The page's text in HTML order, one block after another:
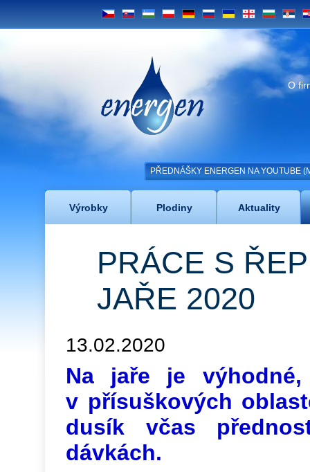
CS SK UZ PL DE RU UA GE BG SRB
Energen
O
PŘEDNÁŠKY ENERGEN NA YOUTUBE
Výrobky Plodiny Aktuality
PRÁCE S
JAŘE 2020
13.02.2020
Na jaře je
v přísuškových
dusík včas
dávkách.